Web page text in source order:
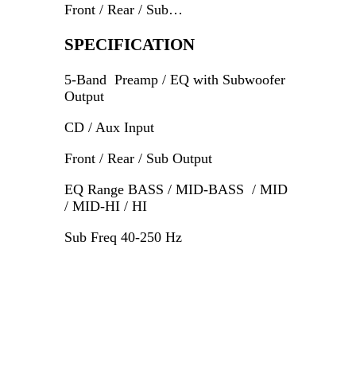
Front / Rear / Sub…
SPECIFICATION
5-Band Preamp / EQ with Subwoofer
Output
CD / Aux Input
Front / Rear / Sub Output
EQ Range BASS / MID-BASS / MID
/ MID-HI / HI
Sub Freq 40-250 Hz